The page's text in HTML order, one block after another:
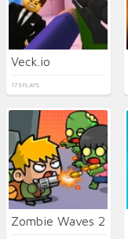
Veck.io
173 PLAYS
Zombie Waves 2